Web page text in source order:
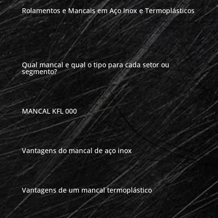
Rolamentos e Mancais em Aço Inox e Termoplásticos
Qual mancal e qual o tipo para cada setor ou
segmento?
MANCAL KFL 000
Vantagens do mancal de aço inox
Vantagens de um mancal termoplástico